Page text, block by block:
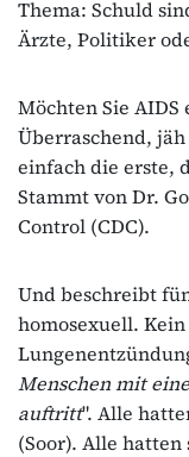
Thema: Schuld
Ärzte, Politiker
Möchten Sie
Überraschend,
einfach die erste,
Stammt von Dr.
Control (CDC).
Und beschreibt
homosexuell.
Menschen mit
auftritt". Alle
(Soor). Alle